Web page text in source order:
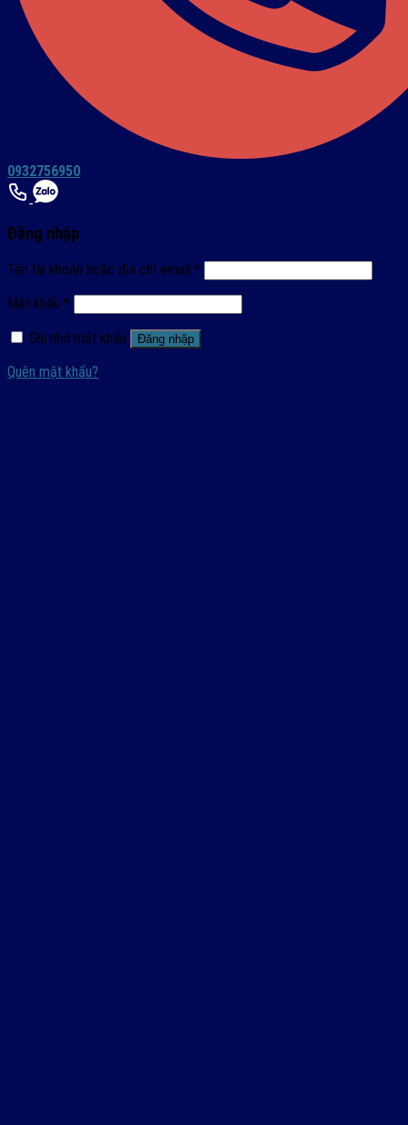
0932756950
Đăng nhập
Tên tài khoản hoặc địa chỉ email *
Mật khẩu *
Ghi nhớ mật khẩu
Đăng nhập
Quên mật khẩu?